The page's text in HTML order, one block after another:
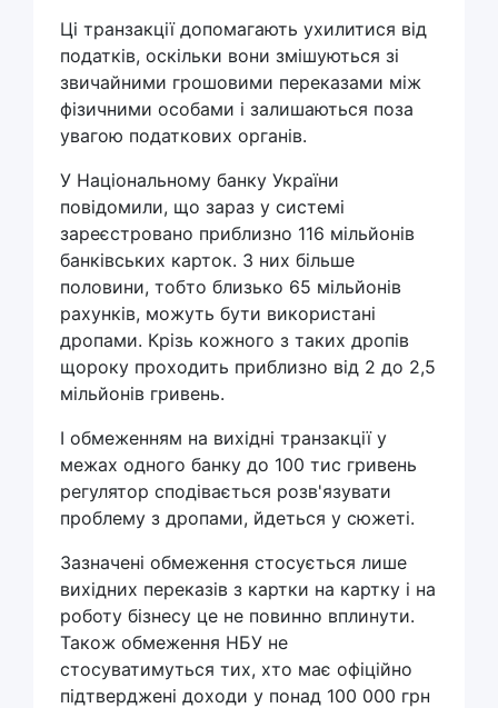
Ці транзакції допомагають ухилитися від
податків, оскільки вони змішуються зі
звичайними грошовими переказами між
фізичними особами і залишаються поза
увагою податкових органів.
У Національному банку України
повідомили, що зараз у системі
зареєстровано приблизно 116 мільйонів
банківських карток. З них більше
половини, тобто близько 65 мільйонів
рахунків, можуть бути використані
дропами. Крізь кожного з таких дропів
щороку проходить приблизно від 2 до 2,5
мільйонів гривень.
І обмеженням на вихідні транзакції у
межах одного банку до 100 тис гривень
регулятор сподівається розв'язувати
проблему з дропами, йдеться у сюжеті.
Зазначені обмеження стосується лише
вихідних переказів з картки на картку і на
роботу бізнесу це не повинно вплинути.
Також обмеження НБУ не
стосуватимуться тих, хто має офіційно
підтверджені доходи у понад 100 000 грн